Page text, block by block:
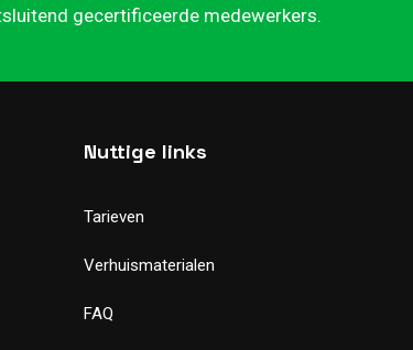
gecertificeerde medewerkers.
Nuttige links
Tarieven
Verhuismaterialen
FAQ